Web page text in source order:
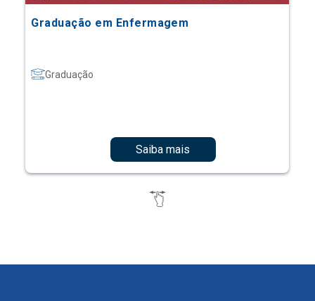
Graduação em Enfermagem
Graduação
Saiba mais